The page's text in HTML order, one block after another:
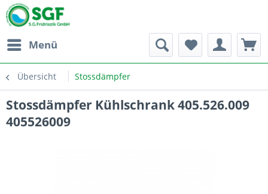
Menü
Übersicht Stossdämpfer
Stossdämpfer Kühlschrank 405.526.009
405526009